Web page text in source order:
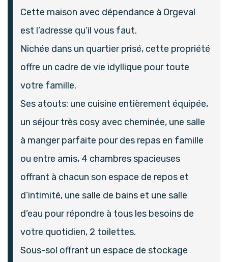
Cette maison avec dépendance à Orgeval
est l’adresse qu’il vous faut.
Nichée dans un quartier prisé, cette propriété
offre un cadre de vie idyllique pour toute
votre famille.
Ses atouts: une cuisine entièrement équipée,
un séjour très cosy avec cheminée, une salle
à manger parfaite pour des repas en famille
ou entre amis, 4 chambres spacieuses
offrant à chacun son espace de repos et
d’intimité, une salle de bains et une salle
d’eau pour répondre à tous les besoins de
votre quotidien, 2 toilettes.
Sous-sol offrant un espace de stockage